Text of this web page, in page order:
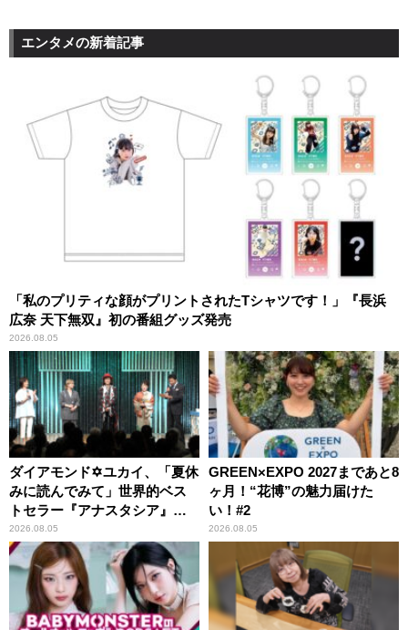
エンタメの新着記事
「私のプリティな顔がプリントされたTシャツです！」『長浜
広奈 天下無双』初の番組グッズ発売
2026.08.05
ダイアモンド✡ユカイ、「夏休
みに読んでみて」世界的ベス
トセラー『アナスタシア』を
紹介
2026.08.05
GREEN×EXPO 2027まであと8
ヶ月！“花博”の魅力届けた
い！#2
2026.08.05